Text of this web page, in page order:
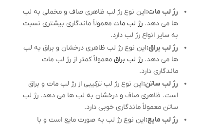
رژ لب مات:این نوع رژ لب ظاهری صاف و مخملی به لب
ها می دهد. رژ لب مات معمولاً ماندگاری بیشتری نسبت
به سایر انواع رژ لب دارد.
رژ لب براق:این نوع رژ لب ظاهری درخشان و براق به لب
ها می دهد. رژ لب براق معمولاً کمتر از رژ لب مات
ماندگاری دارد.
رژ لب ساتن:این نوع رژ لب ترکیبی از رژ لب مات و براق
است. ظاهری صاف و درخشان به لب ها می دهد. رژ لب
ساتن معمولاً ماندگاری خوبی دارد.
رژ لب مایع:این نوع رژ لب به صورت مایع است و با